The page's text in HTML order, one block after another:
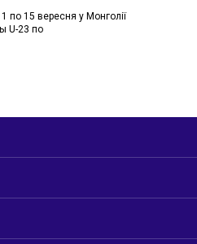
по 15 вересня у Монголії
U-23 по